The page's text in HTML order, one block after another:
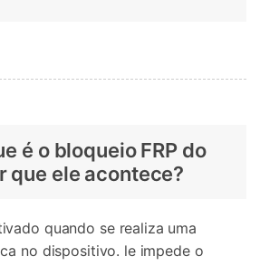
é o bloqueio FRP do
que ele acontece?
quando se realiza uma
no dispositivo. le impede o